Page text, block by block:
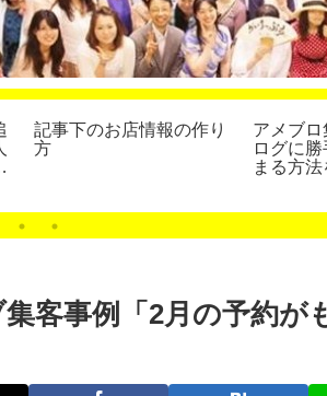
記事下のお店情報の作り
方
アメブ
ログに
まる方法
客事例「2月の予約が